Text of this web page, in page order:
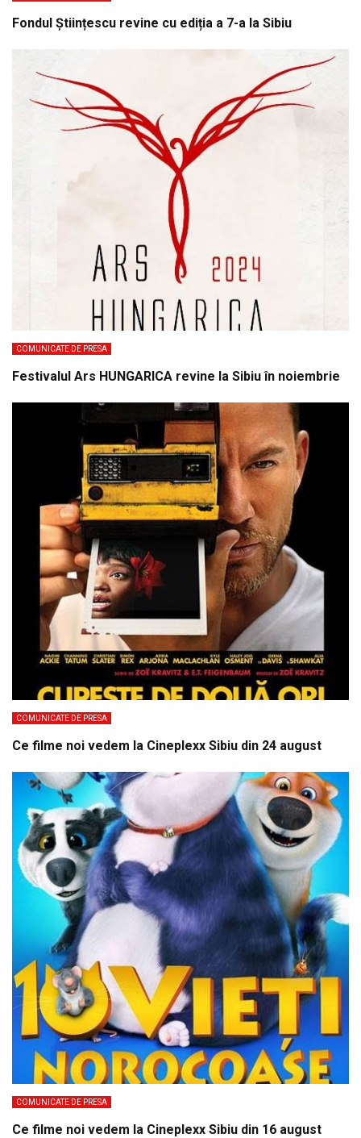
Fondul Științescu revine cu ediția a 7-a la Sibiu
COMUNICATE DE PRESA
Festivalul Ars HUNGARICA revine la Sibiu în noiembrie
COMUNICATE DE PRESA
Ce filme noi vedem la Cineplexx Sibiu din 24 august
COMUNICATE DE PRESA
Ce filme noi vedem la Cineplexx Sibiu din 16 august